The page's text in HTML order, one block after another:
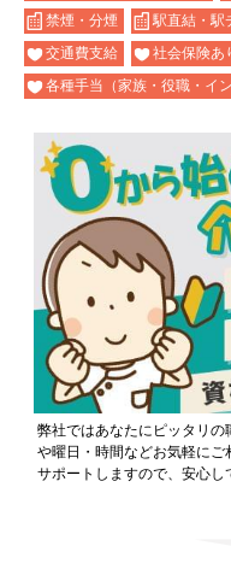
禁煙・分煙
駅直結・駅
交通費支給
社会保険あ
各種手当（家族・役職・イ
弊社ではあなたにピッタリ
や曜日・時間などお気軽にご
サポートしますので、安心し